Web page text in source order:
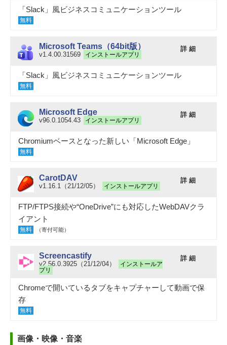
「Slack」風ビジネスコミュニケーションツール
無料
Microsoft Teams（64bit版）
v1.4.00.31569 インストールアプリ
詳 細
「Slack」風ビジネスコミュニケーションツール
無料
Microsoft Edge
v96.0.1054.43 インストールアプリ
詳 細
Chromiumベースとなった新しい「Microsoft Edge」
無料
CarotDAV
v1.16.1（21/12/05） インストールアプリ
詳 細
FTP/FTPS接続や“OneDrive”にも対応したWebDAVクラ
イアント
無料 （寄付可能）
Screencastify
v2.56.0.3925（21/12/04）
インストールア
プリ
詳 細
Chromeで開いているタブをキャプチャーして動画で保
存
無料
画像・映像・音楽